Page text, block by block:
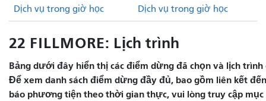
Dịch vụ trong giờ học Dịch vụ trong giờ học
22 FILLMORE: Lịch trình
Bảng dưới đây hiển thị các điểm dừng đã chọn và lịch
Để xem danh sách điểm dừng đầy đủ, bao gồm liên kết
báo phương tiện theo thời gian thực, vui lòng truy cập mục